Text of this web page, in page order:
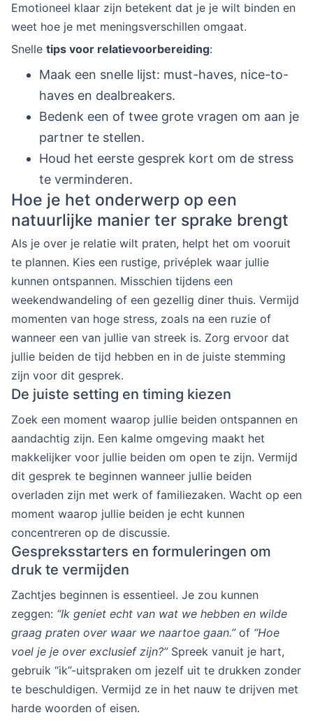
Emotioneel klaar zijn betekent dat je je wilt binden en
weet hoe je met meningsverschillen omgaat.
Snelle tips voor relatievoorbereiding:
Maak een snelle lijst: must-haves, nice-to-
haves en dealbreakers.
Bedenk een of twee grote vragen om aan je
partner te stellen.
Houd het eerste gesprek kort om de stress
te verminderen.
Hoe je het onderwerp op een
natuurlijke manier ter sprake brengt
Als je over je relatie wilt praten, helpt het om vooruit
te plannen. Kies een rustige, privéplek waar jullie
kunnen ontspannen. Misschien tijdens een
weekendwandeling of een gezellig diner thuis. Vermijd
momenten van hoge stress, zoals na een ruzie of
wanneer een van jullie van streek is. Zorg ervoor dat
jullie beiden de tijd hebben en in de juiste stemming
zijn voor dit gesprek.
De juiste setting en timing kiezen
Zoek een moment waarop jullie beiden ontspannen en
aandachtig zijn. Een kalme omgeving maakt het
makkelijker voor jullie beiden om open te zijn. Vermijd
dit gesprek te beginnen wanneer jullie beiden
overladen zijn met werk of familiezaken. Wacht op een
moment waarop jullie beiden je echt kunnen
concentreren op de discussie.
Gespreksstarters en formuleringen om
druk te vermijden
Zachtjes beginnen is essentieel. Je zou kunnen
zeggen: “Ik geniet echt van wat we hebben en wilde
graag praten over waar we naartoe gaan.”of “Hoe
voel je je over exclusief zijn?”Spreek vanuit je hart,
gebruik “ik”-uitspraken om jezelf uit te drukken zonder
te beschuldigen. Vermijd ze in het nauw te drijven met
harde woorden of eisen.